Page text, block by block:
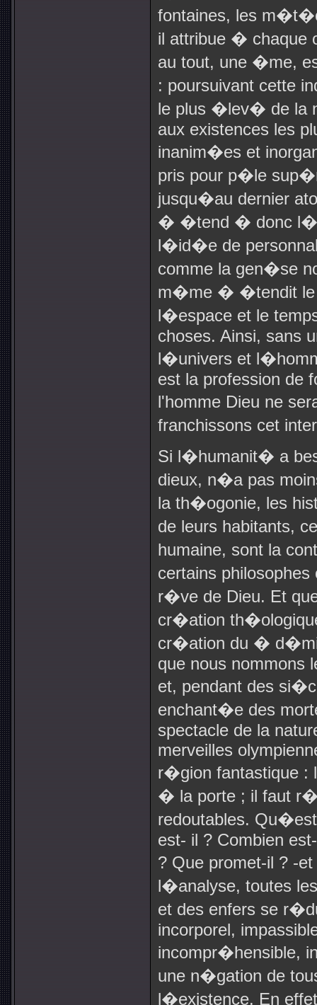
fontaines, les
il attribue � chaque
au tout, une �me,
: poursuivant cette
le plus �lev� de la
aux existences les
inanim�es et
pris pour p�le
jusqu�au dernier
� �tend � donc
l�id�e de
comme la gen�se
m�me � �tendit
l�espace et le
choses. Ainsi, sans
l�univers et
est la profession de
l'homme Dieu ne
franchissons cet
Si l�humanit� a
dieux, n�a pas
la th�ogonie, les
de leurs habitants,
humaine, sont la
certains
r�ve de Dieu. Et
cr�ation
cr�ation du �
que nous nommons
et, pendant des
enchant�e des
spectacle de la
merveilles
r�gion fantastique :
� la porte ; il faut
redoutables.
est- il ? Combien
? Que promet-il ? -
l�analyse, toutes
et des enfers se
incorporel,
incompr�hensible,
une n�gation de
l�existence. En